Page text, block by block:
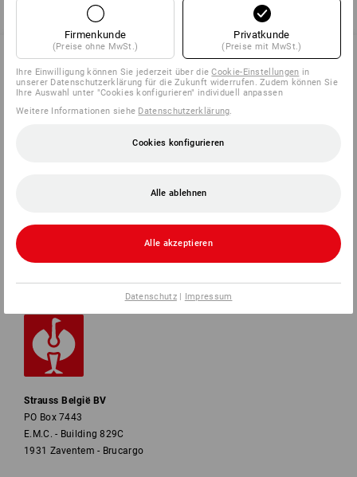
SERVICE 02 400 27 64
Strauss België BV
PO Box 7443
E.M.C. - Building 829C
1931 Zaventem - Brucargo
Firmenkunde
(Preise ohne MwSt.)
Privatkunde
(Preise mit MwSt.)
Ihre Einwilligung können Sie jederzeit über dieCookie-Einstellungen in
unserer Datenschutzerklärung für die Zukunft widerrufen. Zudem können Sie
Ihre Auswahl unter "Cookies konfigurieren" individuell anpassen
Weitere Informationen siehe Datenschutzerklärung.
Cookies konfigurieren
Alle ablehnen
Alle akzeptieren
Datenschutz| Impressum